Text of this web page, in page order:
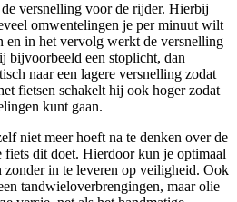
versnelling voor de rijder. Hierbij
omwentelingen je per minuut wilt
en in het vervolg werkt de versnelling
bijvoorbeeld een stoplicht, dan
naar een lagere versnelling zodat
fietsen schakelt hij ook hoger zodat
kunt gaan.
niet meer hoeft na te denken over de
fiets dit doet. Hierdoor kun je optimaal
zonder in te leveren op veiligheid. Ook
tandwieloverbrengingen, maar olie